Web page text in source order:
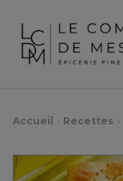
Accueil Recettes